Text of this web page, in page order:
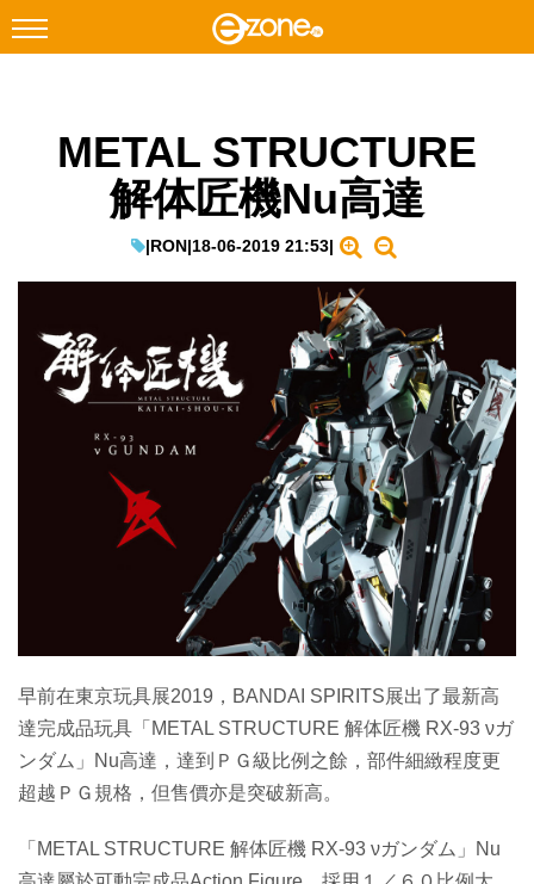
Facebook Instagram
遊戲動漫
教學評測
EduTech
生成式AI與雲端應用
Enterprise Digital Transformation
METAL STRUCTURE
解体匠機Nu高達
|RON|18-06-2019 21:53|
早前在東京玩具展2019，BANDAI SPIRITS展出了最新高
達完成品玩具「METAL STRUCTURE 解体匠機 RX-93 νガ
ンダム」Nu高達，達到ＰＧ級比例之餘，部件細緻程度更
超越ＰＧ規格，但售價亦是突破新高。
「METAL STRUCTURE 解体匠機 RX-93 νガンダム」Nu